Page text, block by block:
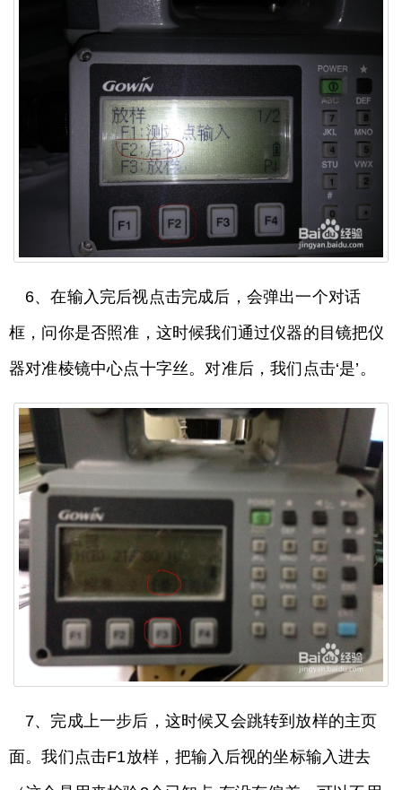
6、在输入完后视点击完成后，会弹出一个对话
框，问你是否照准，这时候我们通过仪器的目镜把仪
器对准棱镜中心点十字丝。对准后，我们点击‘是’。
7、完成上一步后，这时候又会跳转到放样的主页
面。我们点击F1放样，把输入后视的坐标输入进去